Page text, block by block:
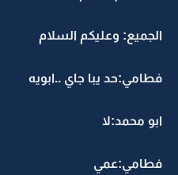
الجميع: وعليكم السلام
فطامي:حد يبا جاي ..ابويه
ابو محمد:لا
فطامي:عمي